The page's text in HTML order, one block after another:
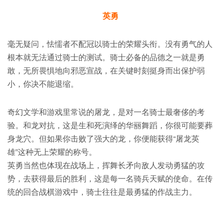
英勇
毫无疑问，怯懦者不配冠以骑士的荣耀头衔。没有勇气的人
根本就无法通过骑士的测试。骑士必备的品德之一就是勇
敢，无所畏惧地向邪恶宣战，在关键时刻挺身而出保护弱
小，你决不能退缩。
奇幻文学和游戏里常说的屠龙，是对一名骑士最奢侈的考
验。和龙对抗，这是生和死演绎的华丽舞蹈，你很可能要葬
身龙穴。但如果你击败了强大的龙，你便能获得“屠龙英
雄”这种无上荣耀的称号。
英勇当然也体现在战场上，挥舞长矛向敌人发动勇猛的攻
势，去获得最后的胜利，这是每一名骑兵天赋的使命。在传
统的回合战棋游戏中，骑士往往是最勇猛的作战主力。